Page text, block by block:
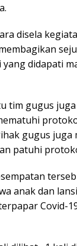
disela
yang didapati
tim gugus
gugus juga
patuhi
anak dan
Covid-